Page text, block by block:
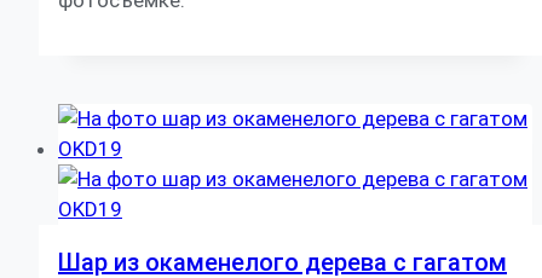
Шар из окаменелого дерева с гагатом